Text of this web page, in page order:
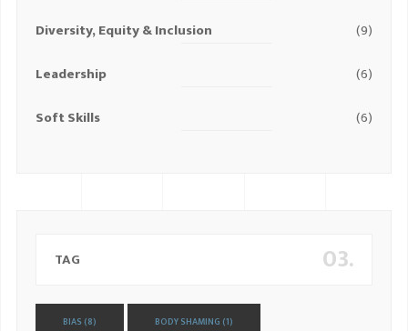
Diversity, Equity & Inclusion
(9)
Leadership
(6)
Soft Skills
(6)
03.
TAG
BIAS (8) BODY SHAMING (1)